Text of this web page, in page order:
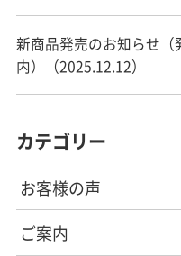
新商品発売のお知らせ
内）（2025.12.12）
カテゴリー
お客様の声
ご案内